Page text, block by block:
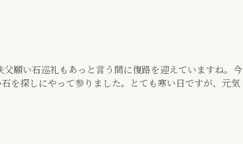
願い石巡礼もあっと言う間に復路を迎えていますね。今
を探しにやって参りました。とても寒い日ですが、元気